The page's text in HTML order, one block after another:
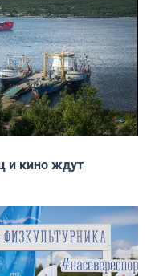
и кино ждут